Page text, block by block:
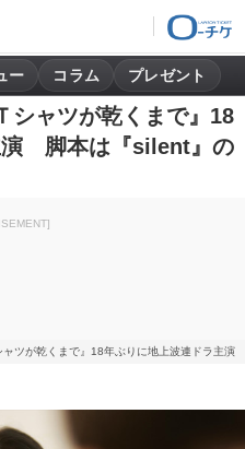
ー コラム プレゼント
シャツが乾くまで』18
演 脚本は『silent』の
ャツが乾くまで』18年ぶりに地上波連ドラ主